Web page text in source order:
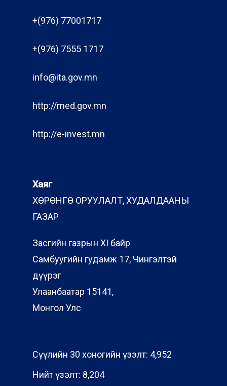
+(976) 77001717
+(976) 7555 1717
info@ita.gov.mn
http://med.gov.mn
http://e-invest.mn
Хаяг
ХӨРӨНГӨ ОРУУЛАЛТ, ХУДАЛДААНЫ
ГАЗАР
Засгийн газрын XI байр
Самбуугийн гудамж 17, Чингэлтэй
дүүрэг
Улаанбаатар 15141,
Монгол Улс
Сүүлийн 30 хоногийн үзэлт: 4,952
Нийт үзэлт: 8,204